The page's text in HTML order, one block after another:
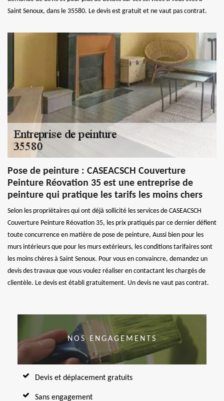
Saint Senoux, dans le 35580. Le devis est gratuit et ne vaut pas contrat.
Pose de peinture : CASEACSCH Couverture
Peinture Réovation 35 est une entreprise de
peinture qui pratique les tarifs les moins chers
Selon les propriétaires qui ont déjà sollicité les services de CASEACSCH
Couverture Peinture Réovation 35, les prix pratiqués par ce dernier défient
toute concurrence en matière de pose de peinture, Aussi bien pour les
murs intérieurs que pour les murs extérieurs, les conditions tarifaires sont
les moins chères à Saint Senoux. Pour vous en convaincre, demandez un
devis des travaux que vous voulez réaliser en contactant les chargés de
clientèle. Le devis est établi gratuitement. Un devis ne vaut pas contrat.
NOS ENGAGEMENTS
Devis et déplacement gratuits
Sans engagement